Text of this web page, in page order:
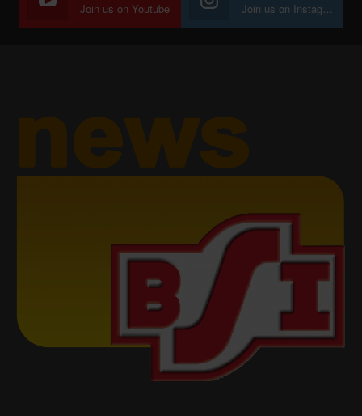
Join us on Youtube Join us on Instagram